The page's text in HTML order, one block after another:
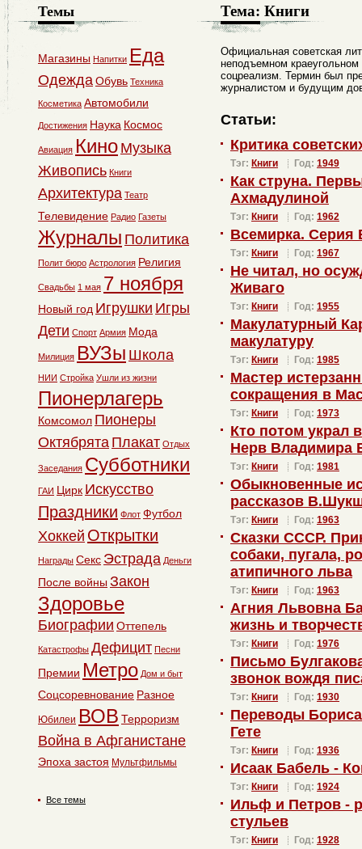
Тема: Книги
Официальная советская
неподъемном
соцреализм. Термин был
журналистом и будущим
Статьи:
Критика
Тэг: Книги Год: 1949
Как струна.
Ахмадулиной
Тэг: Книги Год: 1962
Всемирка. Серия
Тэг: Книги Год: 1967
Не читал, но
Живаго
Тэг: Книги Год: 1955
Макулатурный
макулатуру
Тэг: Книги Год: 1985
Мастер
сокращения в
Тэг: Книги Год: 1973
Кто потом украл
Нерв Владимира
Тэг: Книги Год: 1981
Обыкновенные
рассказов
Тэг: Книги Год: 1963
Сказки СССР.
собаки, пугала,
атипичного льва
Тэг: Книги Год: 1963
Агния Львовна
жизнь и
Тэг: Книги Год: 1976
Письмо
звонок вождя
Тэг: Книги Год: 1930
Переводы
Гете
Тэг: Книги Год: 1936
Исаак Бабель -
Тэг: Книги Год: 1924
Ильф и Петров -
стульев
Тэг: Книги Год: 1928
Темы
Магазины Напитки Еда
ОдеждаОбувь Техника
Косметика Автомобили
Достижения Наука Космос
Авиация Кино Музыка
Живопись Книги
Архитектура Театр
Телевидение Радио Газеты
Журналы Политика
Полит бюро Астрология Религия
Свадьбы 1 мая 7 ноября
Новый год Игрушки Игры
Дети Спорт Армия Мода
Милиция ВУЗы Школа
НИИ Стройка Ушли из жизни
Пионерлагерь
Комсомол Пионеры
Октябрята Плакат Отдых
Заседания Субботники
ГАИ Цирк Искусство
Праздники Флот Футбол
Хоккей Открытки
Награды Секс Эстрада Деньги
После войны Закон
Здоровье
Биографии Оттепель
Катастрофы Дефицит Песни
Премии Метро Дом и быт
Соцсоревнование Разное
Юбилеи ВОВ Терроризм
Война в Афганистане
Эпоха застоя Мультфильмы
Все темы